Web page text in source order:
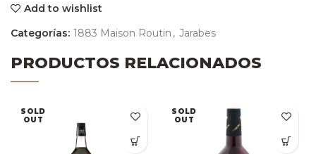
Add to wishlist
Categorías: 1883 Maison Routin , Jarabes
PRODUCTOS RELACIONADOS
SOLD
OUT
SOLD
OUT